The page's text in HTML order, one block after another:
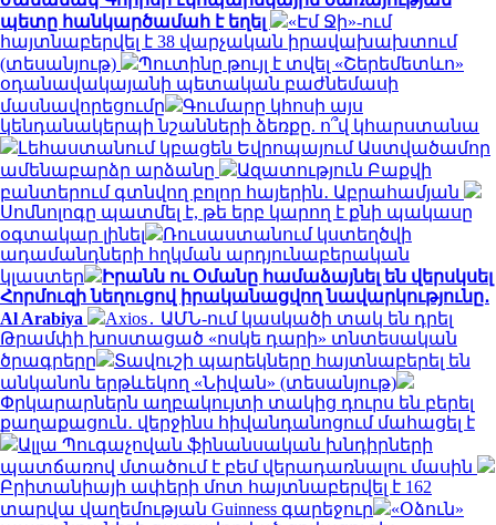
պետը հանկարծամահ է եղել
«Էմ Ջի»-ում
հայտնաբերվել է 38 վարչական իրավախախտում
(տեսանյութ)
Պուտինը թույլ է տվել «Շերեմետևո»
օդանավակայանի պետական բաժնեմասի
մասնավորեցումը
Գումարը կհոսի այս
կենդանակերպի նշանների ձեռքը. ո՞վ կհարստանա
Լեհաստանում կբացեն Եվրոպայում Աստվածամոր
ամենաբարձր արձանը
Ազատություն Բաքվի
բանտերում գտնվող բոլոր հայերին․ Աբրահամյան
Սոմնոլոգը պատմել է, թե երբ կարող է քնի պակասը
օգտակար լինել
Ռուսաստանում կստեղծվի
ադամանդների հղկման արդյունաբերական
կլաստեր
Իրանն ու Օմանը համաձայնել են վերսկսել
Հորմուզի նեղուցով իրականացվող նավարկությունը․
Al Arabiya
Axios․ ԱՄՆ-ում կասկածի տակ են դրել
Թրամփի խոստացած «ոսկե դարի» տնտեսական
ծրագրերը
Տավուշի պարեկները հայտնաբերել են
անկանոն երթևեկող «Նիվան» (տեսանյութ)
Փրկարարներն աղբակույտի տակից դուրս են բերել
քաղաքացուն․ վերջինս հիվանդանոցում մահացել է
Ալլա Պուգաչովան ֆինանսական խնդիրների
պատճառով մտածում է բեմ վերադառնալու մասին
Բրիտանիայի ափերի մոտ հայտնաբերվել է 162
տարվա վաղեմության Guinness գարեջուր
«Օձուն»